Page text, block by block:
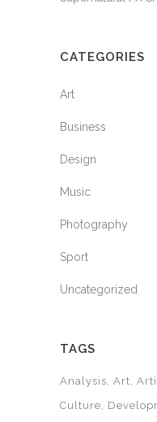
CATEGORIES
Art
Business
Design
Music
Photography
Sport
Uncategorized
TAGS
Analysis Art
Culture